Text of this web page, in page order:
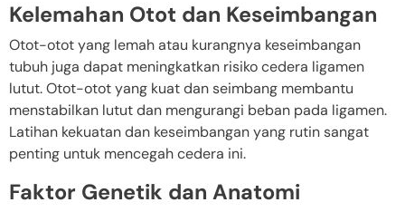
Kelemahan Otot dan Keseimbangan
Otot-otot yang lemah atau kurangnya keseimbangan
tubuh juga dapat meningkatkan risiko cedera ligamen
lutut. Otot-otot yang kuat dan seimbang membantu
menstabilkan lutut dan mengurangi beban pada ligamen.
Latihan kekuatan dan keseimbangan yang rutin sangat
penting untuk mencegah cedera ini.
Faktor Genetik dan Anatomi